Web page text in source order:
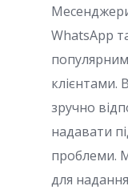
WhatsApp
зручно
надавати
проблеми.
для